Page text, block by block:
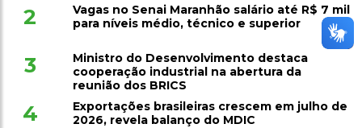
2
Vagas no Senai Maranhão salário até R$ 7 mil
para níveis médio, técnico e superior
3
Ministro do Desenvolvimento destaca
cooperação industrial na abertura da
reunião dos BRICS
4
Exportações brasileiras crescem em julho de
2026, revela balanço do MDIC